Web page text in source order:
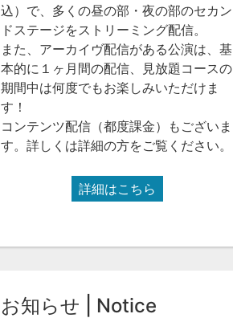
込）で、多くの昼の部・夜の部のセカン
ドステージをストリーミング配信。
また、アーカイヴ配信がある公演は、基
本的に１ヶ月間の配信、見放題コースの
期間中は何度でもお楽しみいただけま
す！
コンテンツ配信（都度課金）もございま
す。詳しくは詳細の方をご覧ください。
詳細はこちら
お知らせ | Notice